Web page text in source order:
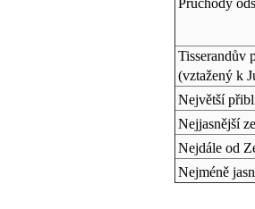
Tisserandův
(vztažený k
Největší
Nejjasnější
Nejdále od
Nejméně